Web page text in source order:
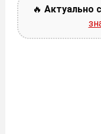
🔥 Актуально